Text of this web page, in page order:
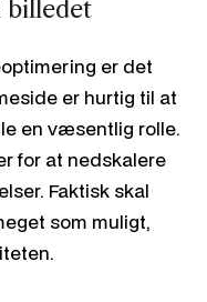
billedet
er det
er hurtig til at
en væsentlig rolle.
for at nedskalere
Faktisk skal
som muligt,